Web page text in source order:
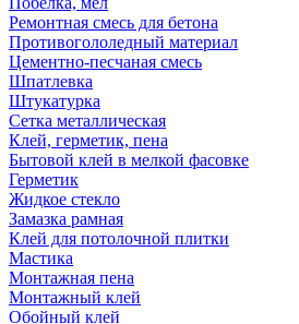
Ремонтная смесь для бетона
Противогололедный материал
Цементно-песчаная смесь
Шпатлевка
Штукатурка
Сетка металлическая
Клей, герметик, пена
Бытовой клей в мелкой фасовке
Герметик
Жидкое стекло
Замазка рамная
Клей для потолочной плитки
Мастика
Монтажная пена
Монтажный клей
Обойный клей